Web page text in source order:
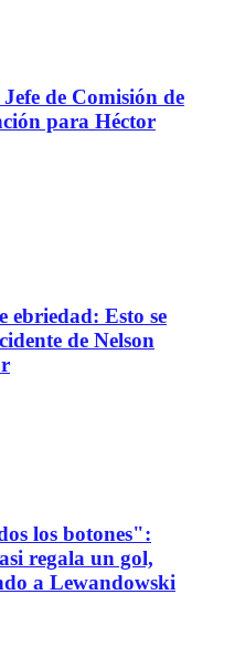
de Comisión de
para Héctor
ebriedad: Esto se
de Nelson
los botones":
regala un gol,
a Lewandowski